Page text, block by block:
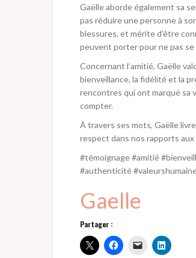
Gaëlle aborde également sa
pas réduire une personne à
blessures, et mérite d’être
peuvent porter pour ne pas se
Concernant l’amitié, Gaëlle
bienveillance, la fidélité et la
rencontres qui ont marqué sa
compter.
À travers ses mots, Gaëlle
respect dans nos rapports
#témoignage #amitié
#authenticité
Gaelle
Partager :